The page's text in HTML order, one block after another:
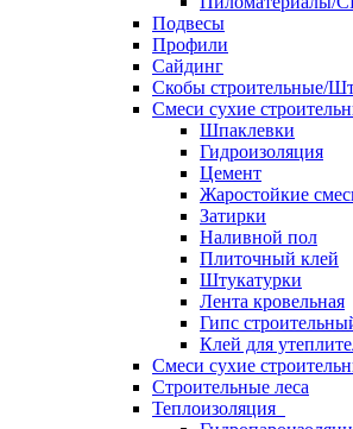
Подвесы
Профили
Сайдинг
Скобы строительные/
Смеси сухие
Шпаклевки
Гидроизоляция
Цемент
Жаростойкие
Затирки
Наливной пол
Плиточный клей
Штукатурки
Лента кровельная
Гипс
Клей для
Смеси сухие
Строительные леса
Теплоизоляция